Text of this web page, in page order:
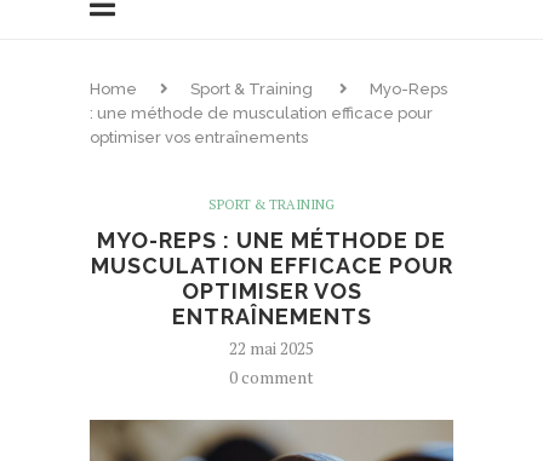
Home Sport & Training
Myo-Reps
: une méthode de musculation efficace pour
optimiser vos entraînements
SPORT & TRAINING
MYO-REPS : UNE MÉTHODE DE
MUSCULATION EFFICACE POUR
OPTIMISER VOS
ENTRAÎNEMENTS
22 mai 2025
0 comment